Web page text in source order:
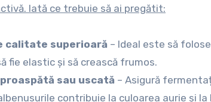
Iată ce trebuie să ai pregătit:
calitate superioară – Ideal este să
fie elastic și să crească frumos.
sau uscată – Asigură
contribuie la culoarea aurie și